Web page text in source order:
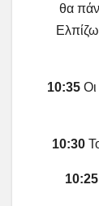
θα
10:35 Οι
10:30